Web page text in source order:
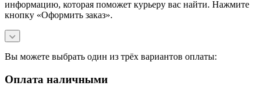
информацию, которая поможет курьеру вас найти. Нажмите
кнопку «Оформить заказ».
Вы можете выбрать один из трёх вариантов оплаты:
Оплата наличными